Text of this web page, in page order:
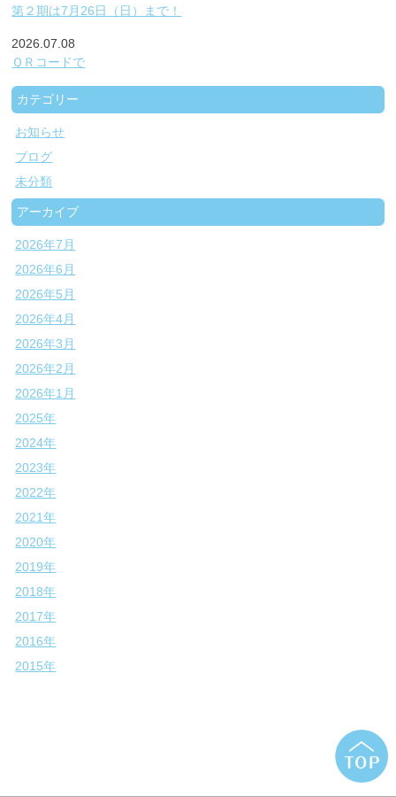
第２期は7月26日（日）まで！
2026.07.08
ＱＲコードで
カテゴリー
お知らせ
ブログ
未分類
アーカイブ
2026年7月
2026年6月
2026年5月
2026年4月
2026年3月
2026年2月
2026年1月
2025年
2024年
2023年
2022年
2021年
2020年
2019年
2018年
2017年
2016年
2015年